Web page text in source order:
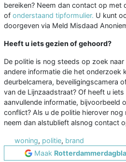
bereiken? Neem dan contact op
of onderstaand tipformulier. U kunt
doorgeven via Meld Misdaad
Heeft u iets gezien of gehoord?
De politie is nog steeds op zoek
andere informatie die het onderzoek
deurbelcamera, beveiligingscamera
van de Lijnzaadstraat? Of heeft u
aanvullende informatie, bijvoorbeeld
conflict? Als u de politie hierover
neem dan alstublieft alsnog contact
woning, politie, brand
Maak